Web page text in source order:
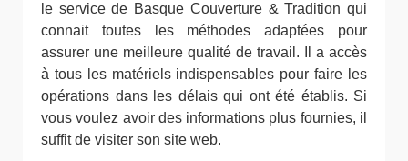
le service de Basque Couverture & Tradition qui
connait toutes les méthodes adaptées pour
assurer une meilleure qualité de travail. Il a accès
à tous les matériels indispensables pour faire les
opérations dans les délais qui ont été établis. Si
vous voulez avoir des informations plus fournies, il
suffit de visiter son site web.